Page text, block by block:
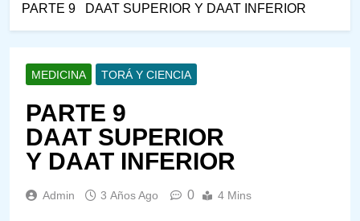
PARTE 9 DAAT SUPERIOR Y DAAT INFERIOR
MEDICINA TORÁ Y CIENCIA
PARTE 9
DAAT SUPERIOR
Y DAAT INFERIOR
Admin 3 Años Ago 0 4 Mins